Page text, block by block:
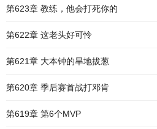
第623章 教练，他会打死你的
第622章 这老头好可怜
第621章 大本钟的旱地拔葱
第620章 季后赛首战打邓肯
第619章 第6个MVP